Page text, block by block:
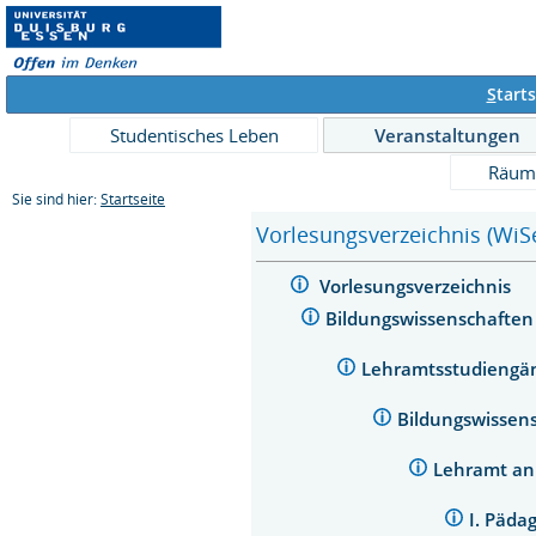
S
Studentisches Leben
Veranstaltungen
Sie sind hier: Startseite
Vorlesungsverzeichnis
Vorlesungsverzeichnis
Lehramt
I.